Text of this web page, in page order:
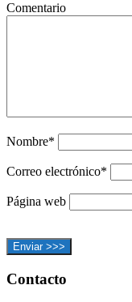
Comentario
Nombre*
Correo electrónico*
Página web
Footer
Contacto